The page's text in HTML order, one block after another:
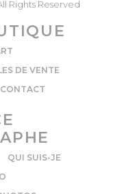
Rights Reserved
DE VENTE
CONTACT
QUI SUIS-JE